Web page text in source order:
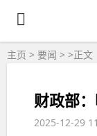
主页 > 要闻 > >正文
财政部
2025-12-29